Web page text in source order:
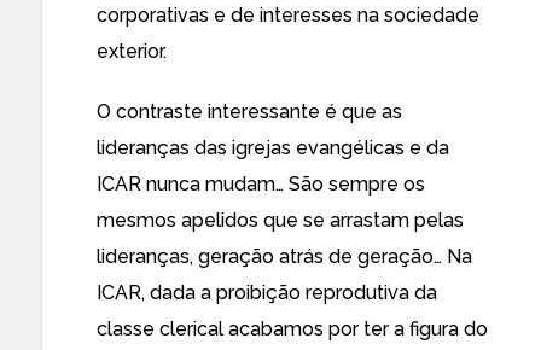
corporativas e de interesses na sociedade
exterior.
O contraste interessante é que as
lideranças das igrejas evangélicas e da
ICAR nunca mudam… São sempre os
mesmos apelidos que se arrastam pelas
lideranças, geração atrás de geração… Na
ICAR, dada a proibição reprodutiva da
classe clerical acabamos por ter a figura do